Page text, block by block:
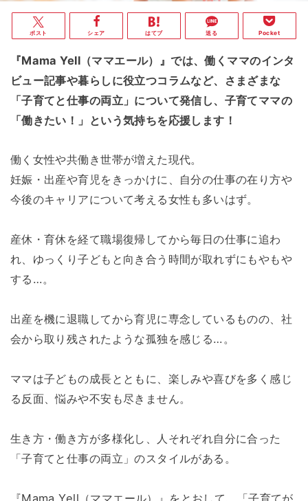
ポスト シェア はてブ 送る Pocket
『Mama Yell（ママエール）』では、働くママのインタ
ビュー記事や暮らしに役立つコラムなど、さまざまな
「子育てと仕事の両立」について発信し、子育てママの
「働きたい！」という気持ちを応援します！
働く女性や共働き世帯が増えた現代。
妊娠・出産や育児をきっかけに、自分の仕事の在り方や
今後のキャリアについて考える女性も多いはず。
産休・育休を経て職場復帰してから毎日の仕事に追わ
れ、ゆっくり子どもと向き合う時間が取れずにもやもや
する…。
出産を機に退職してから育児に専念しているものの、社
会から取り残されたような孤独を感じる…。
ママは子どもの成長とともに、楽しみや喜びを多く感じ
る反面、悩みや不安も尽きません。
生き方・働き方が多様化し、人それぞれ自分に合った
「子育てと仕事の両立」のスタイルがある。
『Mama Yell（ママエール）』をとおして、「子育てが